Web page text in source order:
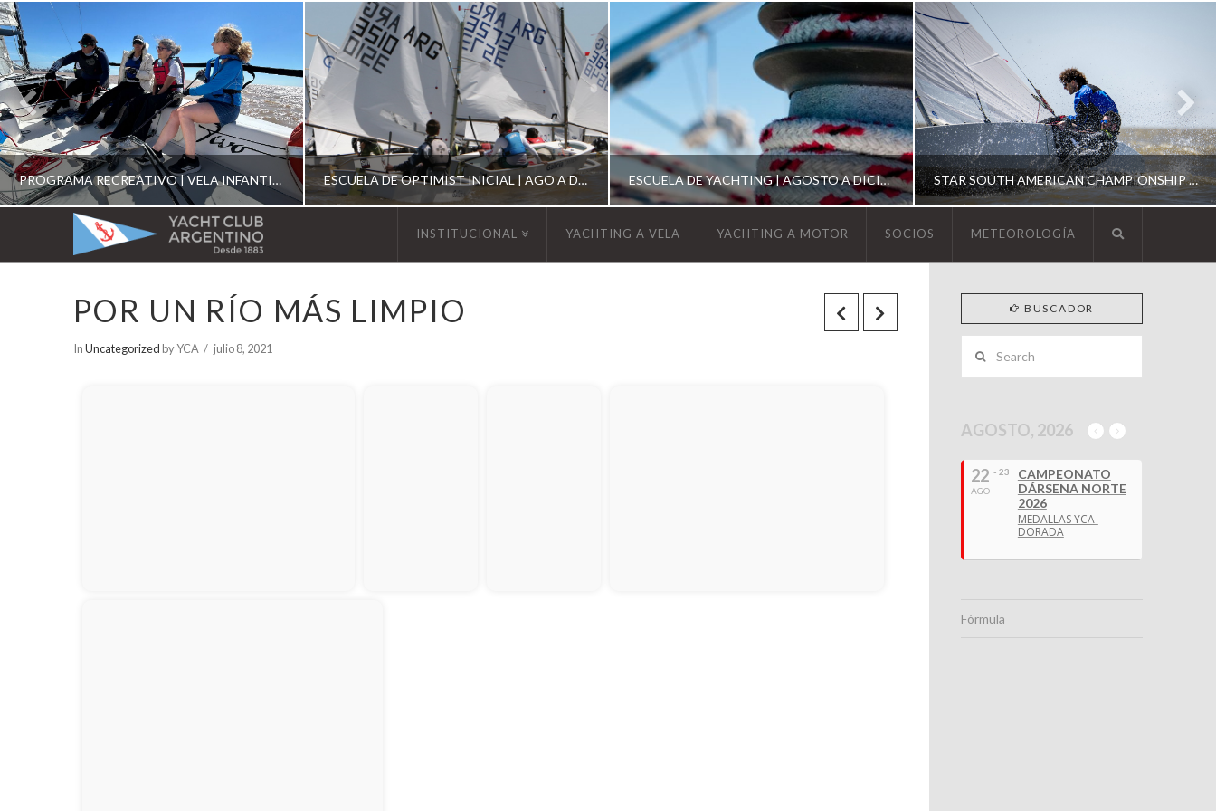
PROGRAMA RECREATIVO | VELA INFANTIL, JUVENIL Y DE CRUCERO 2026
ESCUELA RECREATIVA 2026
ESCUELA DE OPTIMIST INICIAL | AGO A DIC 2026
ESCUELA OPTIMIST
ESCUELA DE YACHTING | AGOSTO A DICIEMBRE 2026 STAR SOUTH AMERICAN CHAMPIONSHIP 2026
SOUTH AMERICAN STAR 2026
YACHT
CLUB
ARGENTINO
INSTITUCIONAL YACHTING A VELA YACHTING A MOTOR SOCIOS METEOROLOGÍA
POR UN RÍO MÁS LIMPIO
InUncategorized by YCA julio 8, 2021
BUSCADOR
AGOSTO, 2026
22
AGO
- 23
CAMPEONATO
DÁRSENA NORTE
2026
MEDALLAS YCA-
DORADA
Fórmula